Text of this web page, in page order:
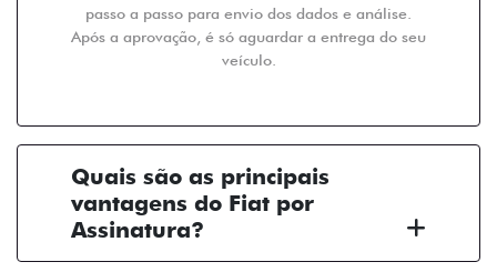
passo a passo para envio dos dados e análise.
Após a aprovação, é só aguardar a entrega do seu
veículo.
Quais são as principais
vantagens do Fiat por
Assinatura?